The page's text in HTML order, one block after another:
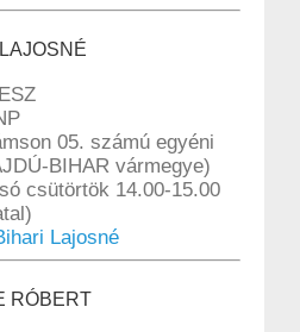
05. számú egyéni
BIHAR vármegye)
csütörtök 14.00-15.00
Lajosné
RÓBERT